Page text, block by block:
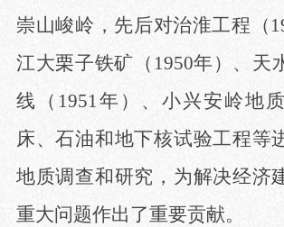
崇山峻岭，先后对治淮工程（
江大栗子铁矿（1950年）、天
线（1951年）、小兴安岭地
床、石油和地下核试验工程等
地质调查和研究，为解决经济
重大问题作出了重要贡献。